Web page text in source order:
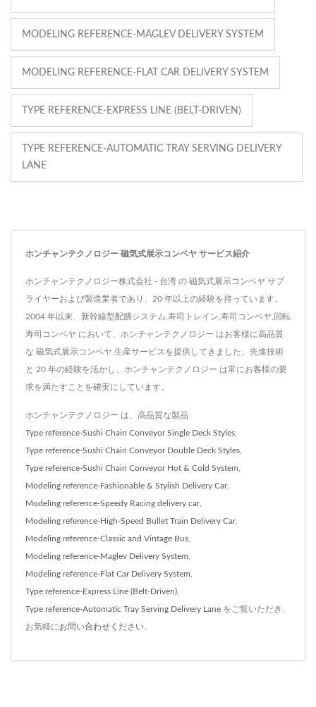
MODELING REFERENCE-MAGLEV DELIVERY SYSTEM
MODELING REFERENCE-FLAT CAR DELIVERY SYSTEM
TYPE REFERENCE-EXPRESS LINE (BELT-DRIVEN)
TYPE REFERENCE-AUTOMATIC TRAY SERVING DELIVERY
LANE
ホンチャンテクノロジー 磁気式展示コンベヤ サービス紹介
ホンチャンテクノロジー株式会社 - 台湾 の 磁気式展示コンベヤ サプ
ライヤーおよび製造業者であり、20 年以上の経験を持っています。
2004 年以来、新幹線型配膳システム,寿司トレイン,寿司コンベヤ,回転
寿司コンベヤ において、ホンチャンテクノロジー はお客様に高品質
な 磁気式展示コンベヤ 生産サービスを提供してきました。先進技術
と 20 年の経験を活かし、ホンチャンテクノロジー は常にお客様の要
求を満たすことを確実にしています。
ホンチャンテクノロジー は、高品質な製品
Type reference-Sushi Chain Conveyor Single Deck Styles
Type reference-Sushi Chain Conveyor Double Deck Styles
Type reference-Sushi Chain Conveyor Hot & Cold System
Modeling reference-Fashionable & Stylish Delivery Car,
Modeling reference-Speedy Racing delivery car,
Modeling reference-High-Speed Bullet Train Delivery Car,
Modeling reference-Classic and Vintage Bus
Modeling reference-Maglev Delivery System
Modeling reference-Flat Car Delivery System
Type reference-Express Line (Belt-Driven)
Type reference-Automatic Tray Serving Delivery Lane をご覧いただき、
お気軽にお問い合わせください。